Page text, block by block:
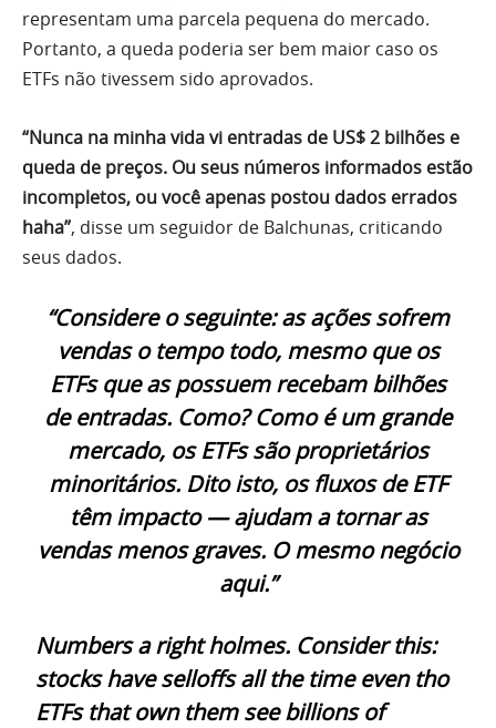
representam uma parcela pequena do mercado.
Portanto, a queda poderia ser bem maior caso os
ETFs não tivessem sido aprovados.
“Nunca na minha vida vi entradas de US$ 2 bilhões e
queda de preços. Ou seus números informados estão
incompletos, ou você apenas postou dados errados
haha”, disse um seguidor de Balchunas, criticando
seus dados.
“Considere o seguinte: as ações sofrem
vendas o tempo todo, mesmo que os
ETFs que as possuem recebam bilhões
de entradas. Como? Como é um grande
mercado, os ETFs são proprietários
minoritários. Dito isto, os fluxos de ETF
têm impacto — ajudam a tornar as
vendas menos graves. O mesmo negócio
aqui.”
Numbers a right holmes. Consider this:
stocks have selloffs all the time even tho
ETFs that own them see billions of